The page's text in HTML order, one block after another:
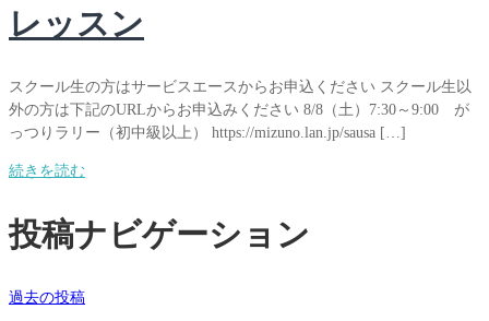
レッスン
スクール生の方はサービスエースからお申込ください スクール生以
外の方は下記のURLからお申込みください 8/8（土）7:30～9:00 が
っつりラリー（初中級以上） https://mizuno.lan.jp/sausa […]
続きを読む
投稿ナビゲーション
過去の投稿